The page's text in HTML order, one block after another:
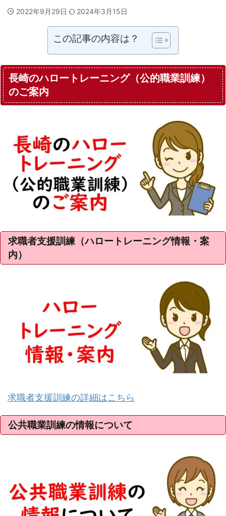
2022年9月29日 2024年3月15日
この記事の内容は？
長崎のハロートレーニング（公的職業訓練）
のご案内
求職者支援訓練（ハロートレーニング情報・案
内）
求職者支援訓練の詳細はこちら
公共職業訓練の情報について